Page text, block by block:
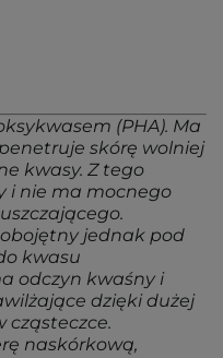
(PHA). Ma
skórę wolniej
kwasy. Z tego
i nie ma mocnego
jednak pod
kwasu
odczyn kwaśny i
dzięki dużej
cząsteczce.
naskórkową,